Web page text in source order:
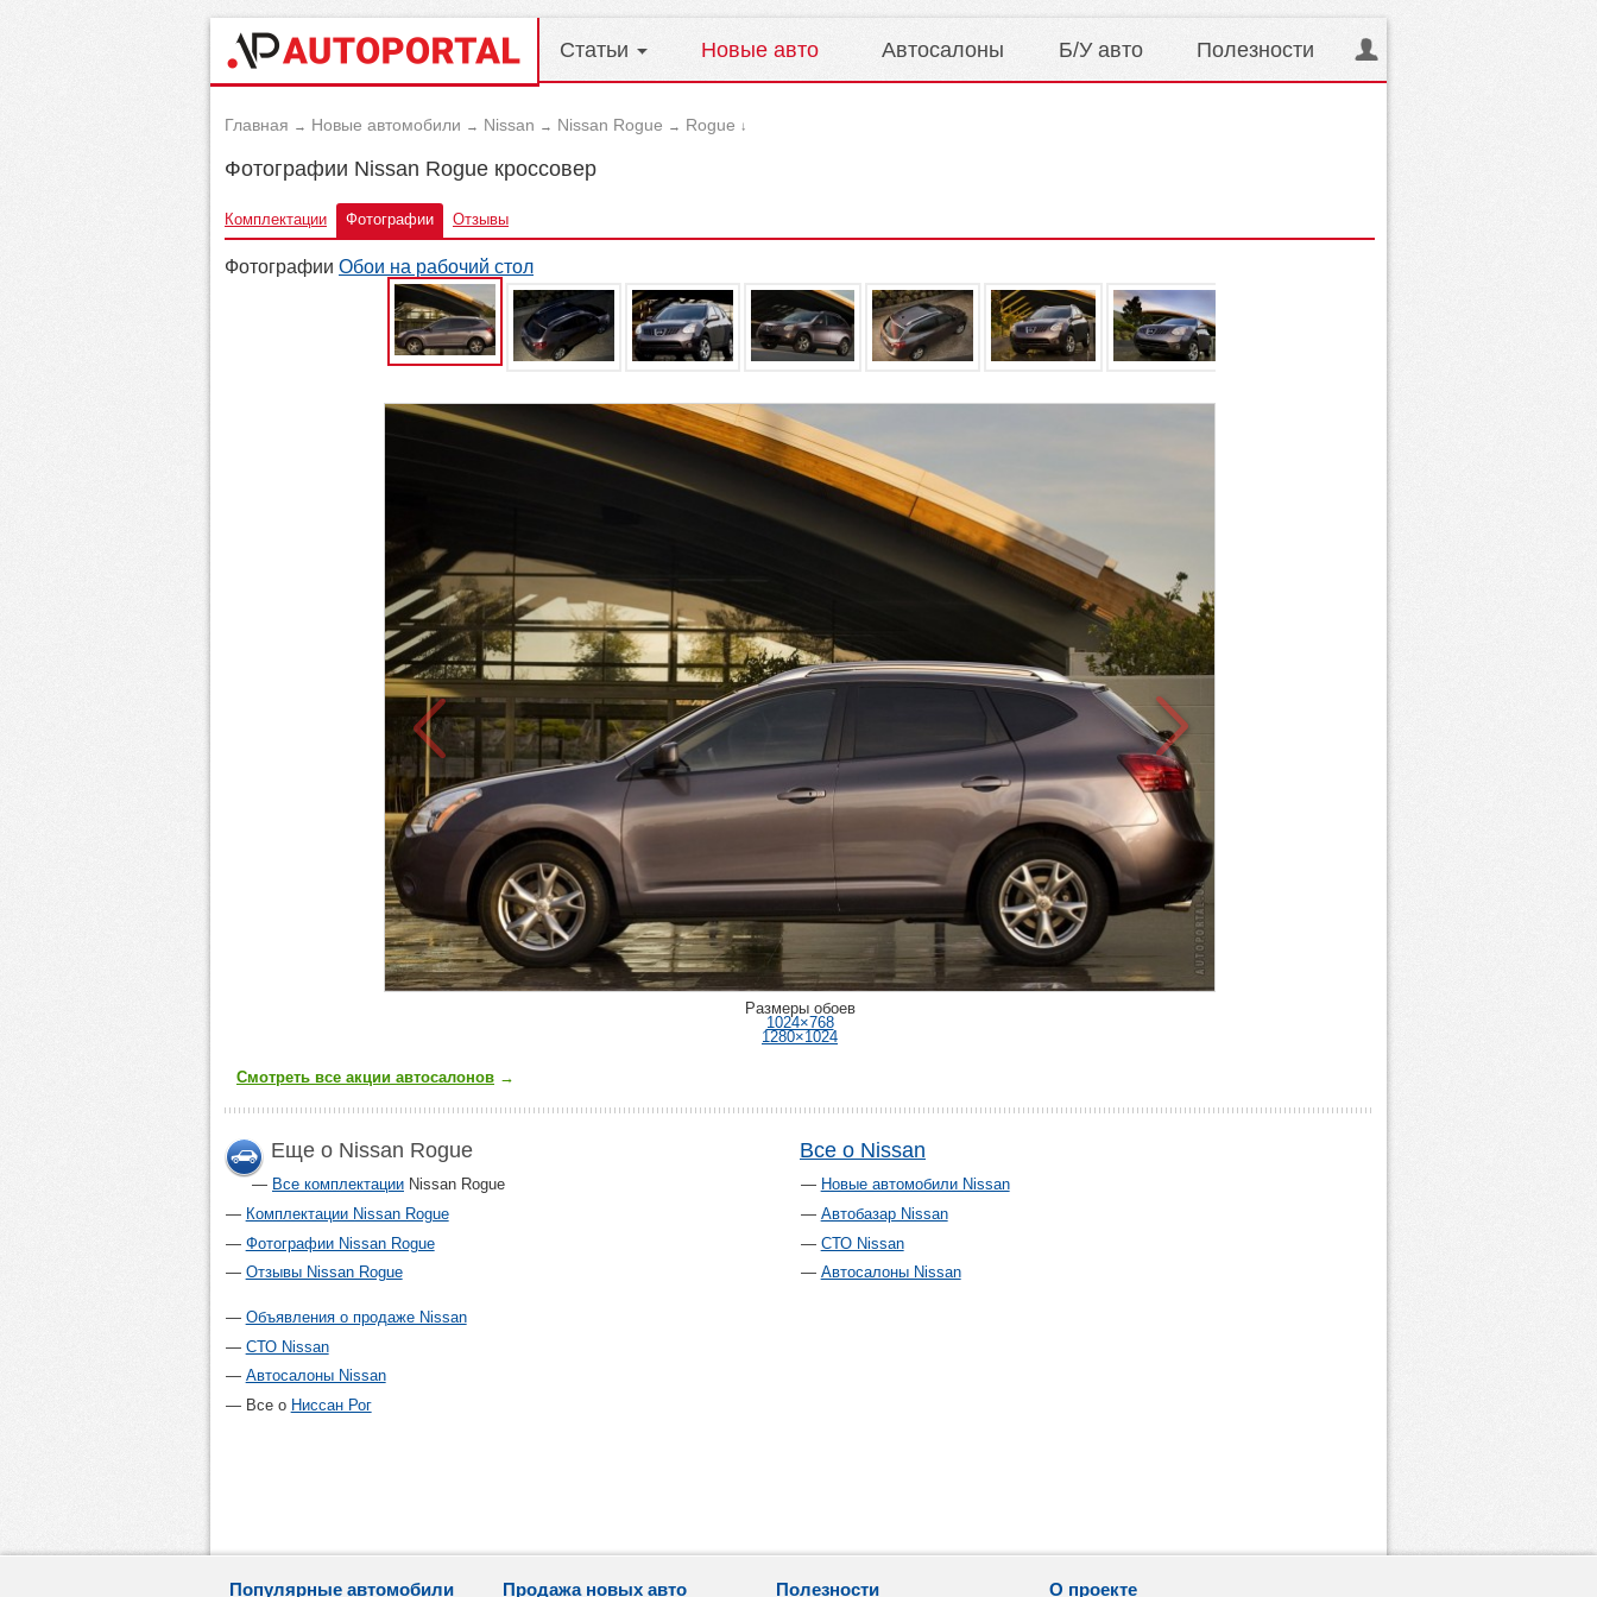
Статьи Новые авто Автосалоны Б/У авто Полезности
Главная → Новые автомобили → Nissan → Nissan Rogue → Rogue ↓
Фотографии Nissan Rogue кроссовер
Комплектации Фотографии Отзывы
Фотографии Обои на рабочий стол
Размеры обоев
1024×768
1280×1024
Смотреть все акции автосалонов →
Еще о Nissan Rogue
Все комплектации Nissan Rogue
Комплектации Nissan Rogue
Фотографии Nissan Rogue
Отзывы Nissan Rogue
Объявления о продаже Nissan
СТО Nissan
Автосалоны Nissan
Все о Ниссан Рог
Все о Nissan
Новые автомобили Nissan
Автобазар Nissan
СТО Nissan
Автосалоны Nissan
Популярные автомобили Продажа новых авто Полезности О проекте